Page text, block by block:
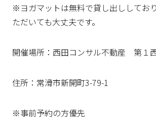
※ヨガマットは無料で貸し出ししてお
ただいても大丈夫です。
開催場所：西田コンサル不動産 第１
住所：常滑市新開町3-79-1
※事前予約の方優先